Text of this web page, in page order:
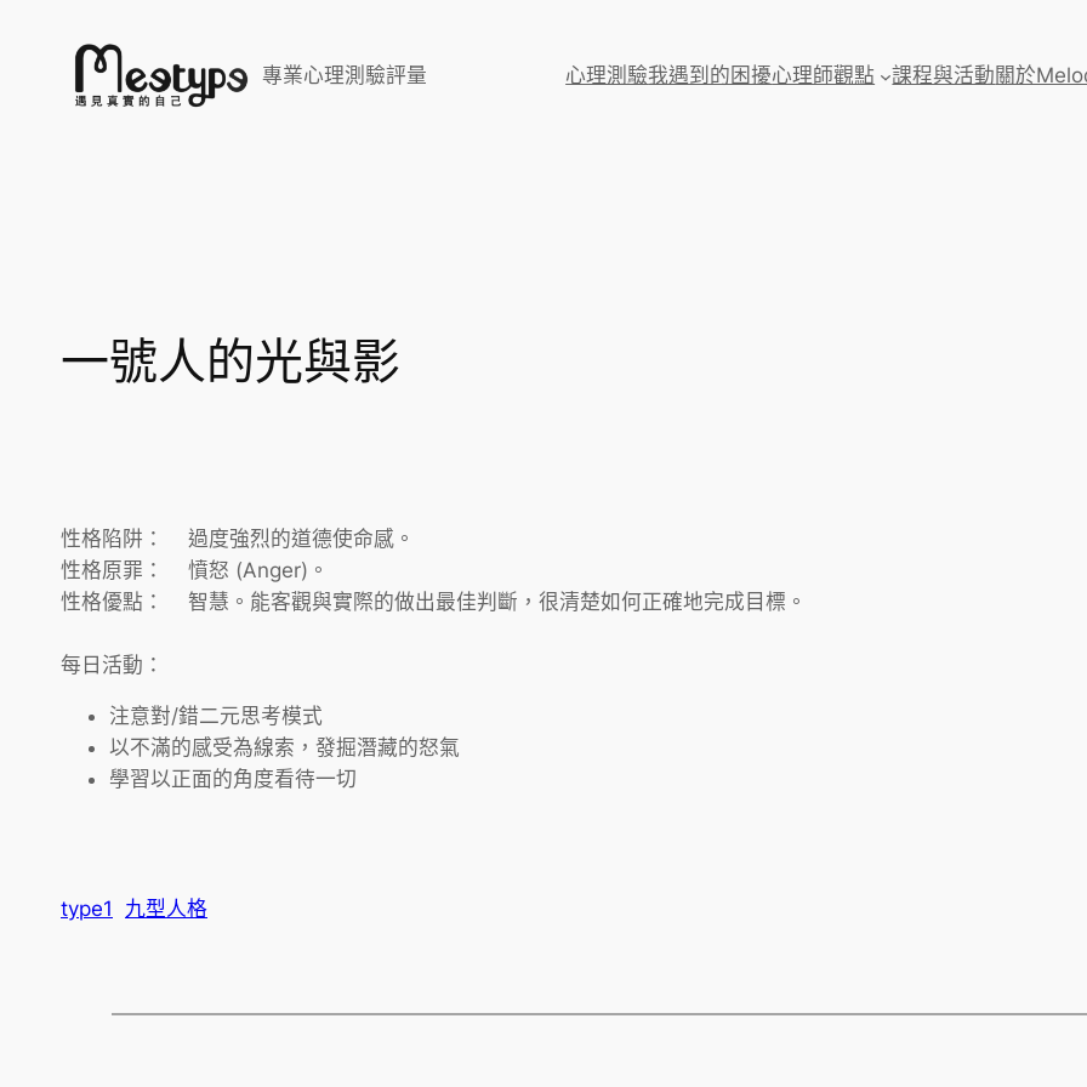
專業心理測驗評量 心理測驗我遇到的困擾心理師觀點 課程與活動關於
一號人的光與影
性格陷阱： 過度強烈的道德使命感。
性格原罪： 憤怒 (Anger)。
性格優點： 智慧。能客觀與實際的做出最佳判斷，很清楚如何正確地完成目標。
每日活動：
注意對/錯二元思考模式
以不滿的感受為線索，發掘潛藏的怒氣
學習以正面的角度看待一切
type1 九型人格